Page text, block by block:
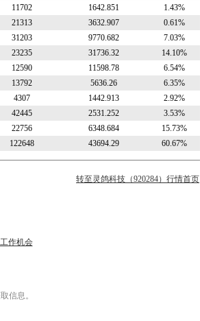
11702 1642.851
1.43%
21313 3632.907
0.61%
31203 9770.682
7.03%
23235 31736.32
14.10%
12590 11598.78
6.54%
13792 5636.26
6.35%
4307 1442.913
2.92%
42445 2531.252
3.53%
22756 6348.684
15.73%
122648 43694.29 60.67%
转至灵鸽科技（920284）行情首页
工作机会
信息。